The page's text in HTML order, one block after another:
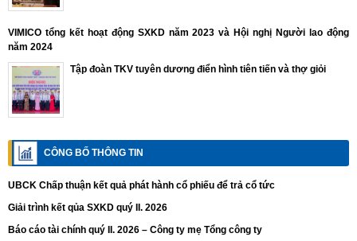
VIMICO tổng kết hoạt động SXKD năm 2023 và Hội nghị Người lao động
năm 2024
Tập đoàn TKV tuyên dương điển hình tiên tiến và thợ giỏi
CÔNG BỐ THÔNG TIN
UBCK Chấp thuận kết quả phát hành cổ phiếu để trả cổ tức
Giải trình kết qủa SXKD quý II. 2026
Báo cáo tài chính quý II. 2026 – Công ty mẹ Tổng công ty